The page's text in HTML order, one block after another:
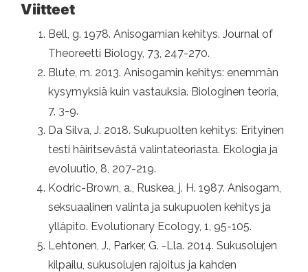
Viitteet
Bell, g. 1978. Anisogamian kehitys. Journal of
Theoreetti Biology, 73, 247-270.
Blute, m. 2013. Anisogamin kehitys: enemmän
kysymyksiä kuin vastauksia. Biologinen teoria,
7, 3-9.
Da Silva, J. 2018. Sukupuolten kehitys: Erityinen
testi häiritsevästä valintateoriasta. Ekologia ja
evoluutio, 8, 207-219.
Kodric-Brown, a., Ruskea, j. H. 1987. Anisogam,
seksuaalinen valinta ja sukupuolen kehitys ja
ylläpito. Evolutionary Ecology, 1, 95-105.
Lehtonen, J., Parker, G. -Lla. 2014. Sukusolujen
kilpailu, sukusolujen rajoitus ja kahden